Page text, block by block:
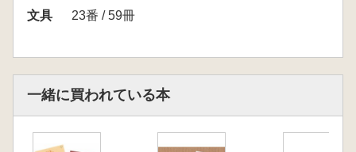
文具
23番 / 59冊
一緒に買われている本